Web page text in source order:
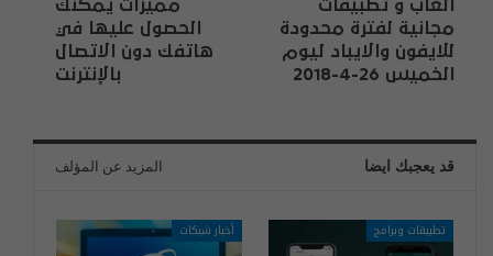
العاب و تطبيقات
مجانية لفترة محدودة
للايفون والايباد ليوم
الخميس 26-4-2018
مميزات يمكنك
الحصول عليها في
هاتفك دون الاتصال
بالإنترنت
قد يعجبك ايضا المزيد عن المؤلف
تطبيقات وبرامج أخبار شبكات